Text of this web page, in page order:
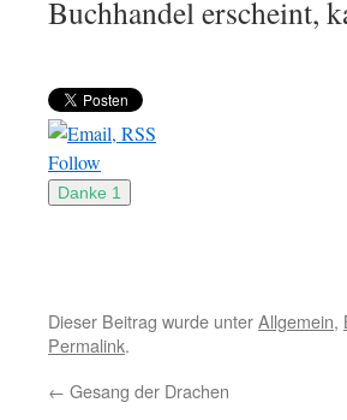
Buchhandel erscheint,
Follow
Dieser Beitrag wurde unterAllgemein,
Permalink.
← Gesang der Drachen